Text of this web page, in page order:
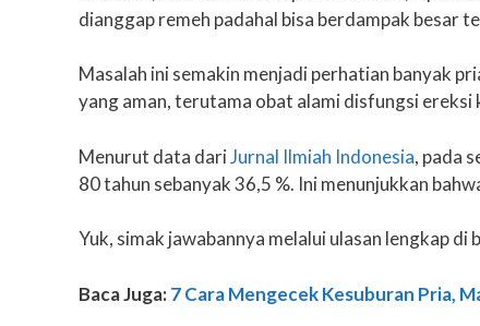
dianggap remeh padahal bisa berdampak besar
Masalah ini semakin menjadi perhatian banyak
yang aman, terutama obat alami disfungsi
Menurut data dariJurnal Ilmiah Indonesia, pada
80 tahun sebanyak 36,5 %. Ini menunjukkan
Yuk, simak jawabannya melalui ulasan lengkap di
Baca Juga:7 Cara Mengecek Kesuburan Pria,